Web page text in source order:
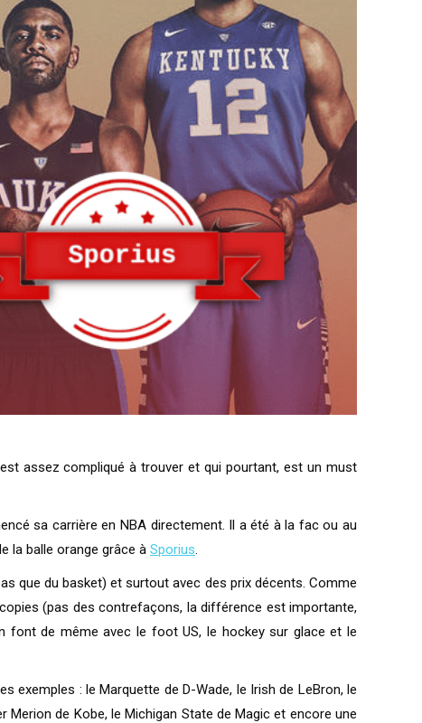
assez compliqué à trouver et qui pourtant, est un must
sa carrière en NBA directement. Il a été à la fac ou au
la balle orange grâce à Sporius.
que du basket) et surtout avec des prix décents. Comme
(pas des contrefaçons, la différence est importante,
font de même avec le foot US, le hockey sur glace et le
exemples : le Marquette de D-Wade, le Irish de LeBron, le
Merion de Kobe, le Michigan State de Magic et encore une